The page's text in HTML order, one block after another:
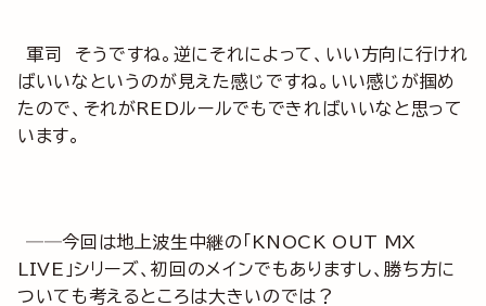
軍司 そうですね。逆にそれによって、いい方向に行けれ
ばいいなというのが見えた感じですね。いい感じが掴め
たので、それがREDルールでもできればいいなと思って
います。
──今回は地上波生中継の「KNOCK OUT MX
LIVE」シリーズ、初回のメインでもありますし、勝ち方に
ついても考えるところは大きいのでは？